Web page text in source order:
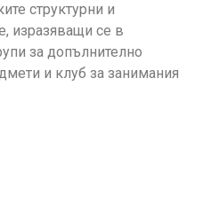
структурни и
изразяващи се в
за допълнително
и клуб за занимания